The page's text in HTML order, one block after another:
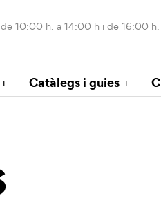
10:00 h. a 14:00 h i de 16:00
Catàlegs i guies